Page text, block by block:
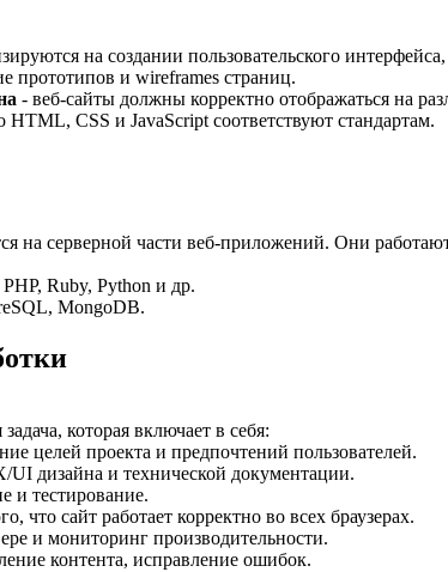
на создании пользовательского
прототипов и wireframes страниц.
- веб-сайты должны корректно отображаться на
HTML, CSS и JavaScript соответствуют стандартам.
на серверной части веб-приложений. Они
PHP, Ruby, Python и др.
MongoDB.
которая включает в себя:
целей проекта и предпочтений пользователей.
UI дизайна и технической документации.
и тестирование.
что сайт работает корректно во всех браузерах.
и мониторинг производительности.
контента, исправление ошибок.